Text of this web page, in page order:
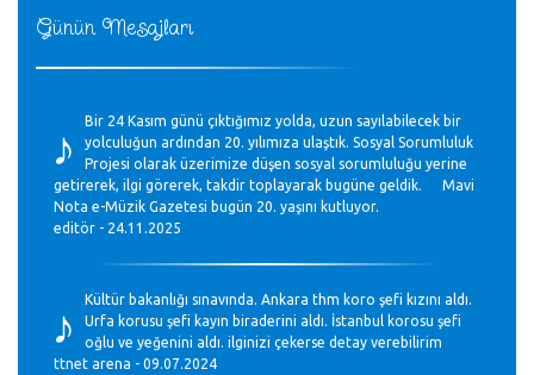
Günün Mesajları
♪
Bir 24 Kasım günü çıktığımız yolda, uzun sayılabilecek bir
yolculuğun ardından 20. yılımıza ulaştık. Sosyal Sorumluluk
Projesi olarak üzerimize düşen sosyal sorumluluğu yerine
getirerek, ilgi görerek, takdir toplayarak bugüne geldik. Mavi
Nota e-Müzik Gazetesi bugün 20. yaşını kutluyor.
editör - 24.11.2025
♪
Kültür bakanlığı sınavında. Ankara thm koro şefi kızını aldı.
Urfa korusu şefi kayın biraderini aldı. İstanbul korosu şefi
oğlu ve yeğenini aldı. ilginizi çekerse detay verebilirim
ttnet arena - 09.07.2024